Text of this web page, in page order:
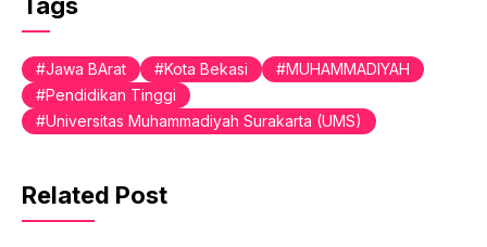
Jawa BArat Kota Bekasi
MUHAMMADIYAH
Pendidikan Tinggi
Universitas Muhammadiyah Surakarta (UMS)
Related Post